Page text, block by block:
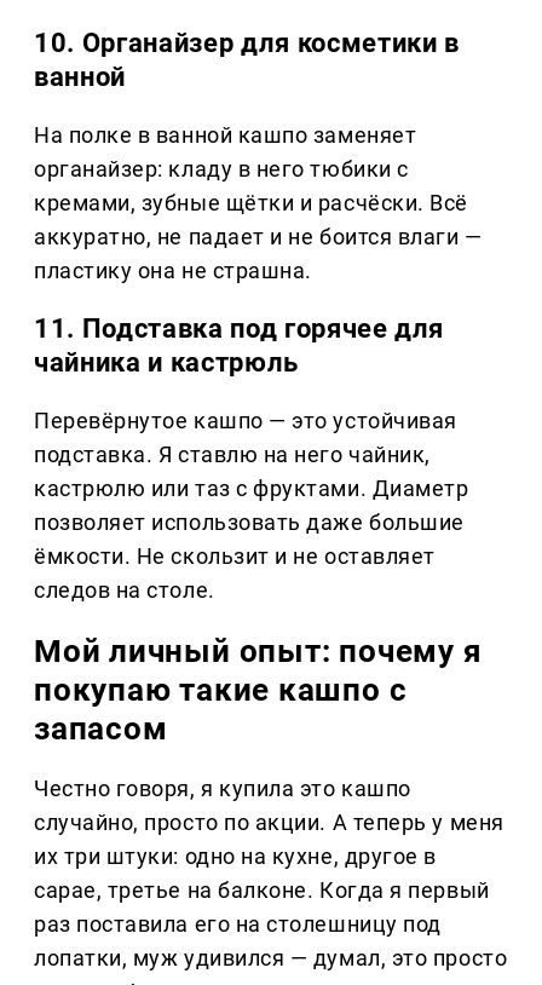
10. Органайзер для косметики в
ванной
На полке в ванной кашпо заменяет
органайзер: кладу в него тюбики с
кремами, зубные щётки и расчёски. Всё
аккуратно, не падает и не боится влаги —
пластику она не страшна.
11. Подставка под горячее для
чайника и кастрюль
Перевёрнутое кашпо — это устойчивая
подставка. Я ставлю на него чайник,
кастрюлю или таз с фруктами. Диаметр
позволяет использовать даже большие
ёмкости. Не скользит и не оставляет
следов на столе.
Мой личный опыт: почему я
покупаю такие кашпо с
запасом
Честно говоря, я купила это кашпо
случайно, просто по акции. А теперь у меня
их три штуки: одно на кухне, другое в
сарае, третье на балконе. Когда я первый
раз поставила его на столешницу под
лопатки, муж удивился — думал, это просто